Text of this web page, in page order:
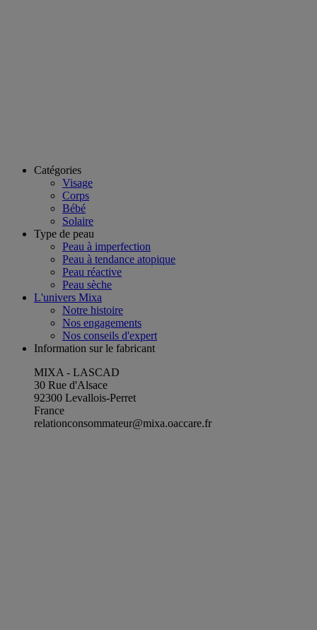
Catégories
Visage
Corps
Bébé
Solaire
Type de peau
Peau à imperfection
Peau à tendance atopique
Peau réactive
Peau sèche
L'univers Mixa
Notre histoire
Nos engagements
Nos conseils d'expert
Information sur le fabricant
MIXA - LASCAD
30 Rue d'Alsace
92300 Levallois-Perret
France
relationconsommateur@mixa.oaccare.fr